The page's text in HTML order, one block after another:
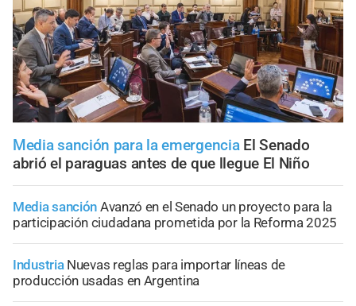
Media sanción para la emergencia El Senado
abrió el paraguas antes de que llegue El Niño
Media sanción Avanzó en el Senado un proyecto para la
participación ciudadana prometida por la Reforma 2025
Industria Nuevas reglas para importar líneas de
producción usadas en Argentina